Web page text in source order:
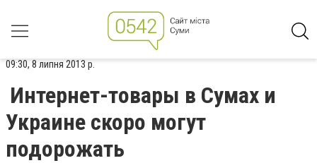
09:30, 8 липня 2013 р.
Интернет-товары в Сумах и
Украине скоро могут
подорожать